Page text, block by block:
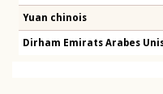
Yuan chinois
Dirham Emirats Arabes